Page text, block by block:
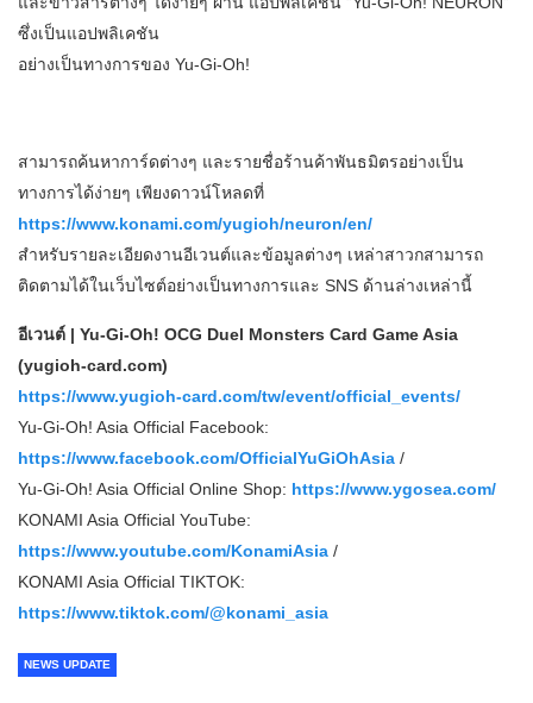
ซึ่งเป็นแอปพลิเคชัน
อย่างเป็นทางการของ Yu-Gi-Oh!
สามารถค้นหาการ์ดต่างๆ และรายชื่อร้านค้าพันธมิตรอย่างเป็น
ทางการได้ง่ายๆ เพียงดาวน์โหลดที่
https://www.konami.com/yugioh/neuron/en/
​สำหรับรายละเอียดงานอีเวนต์และข้อมูลต่างๆ เหล่าสาวกสามารถ
ติดตามได้ในเว็บไซต์อย่างเป็นทางการและ SNS ด้านล่างเหล่านี้
อีเวนต์ | Yu-Gi-Oh! OCG Duel Monsters Card Game Asia
(yugioh-card.com)
https://www.yugioh-card.com/tw/event/official_events/
Yu-Gi-Oh! Asia Official Facebook:
https://www.facebook.com/OfficialYuGiOhAsia /
Yu-Gi-Oh! Asia Official Online Shop: https://www.ygosea.com/
KONAMI Asia Official YouTube:
https://www.youtube.com/KonamiAsia /
KONAMI Asia Official TIKTOK:
https://www.tiktok.com/@konami_asia
NEWS UPDATE